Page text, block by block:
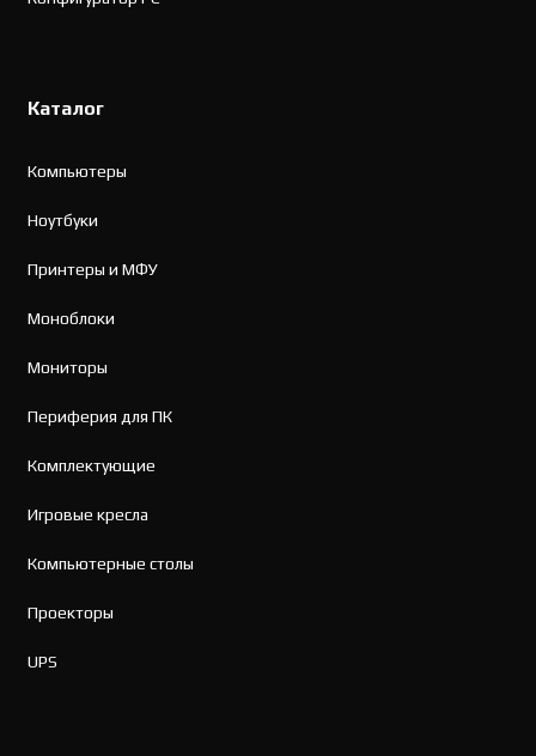
Каталог
Компьютеры
Ноутбуки
Принтеры и МФУ
Моноблоки
Мониторы
Периферия для ПК
Комплектующие
Игровые кресла
Компьютерные столы
Проекторы
UPS